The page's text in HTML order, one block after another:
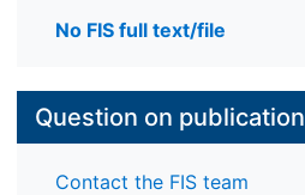
No FIS full text/file
Question on publication
Contact the FIS team